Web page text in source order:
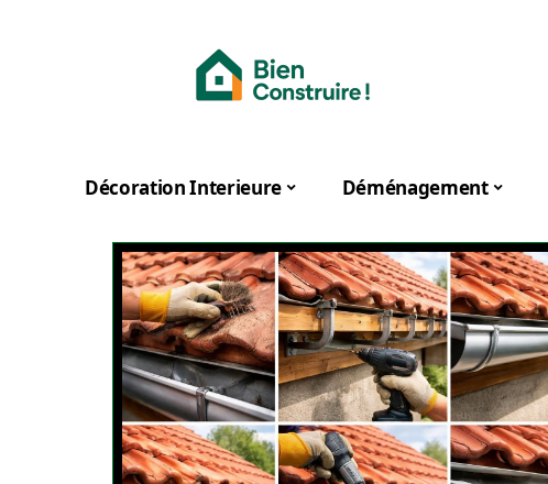
Décoration Interieure Déménagement